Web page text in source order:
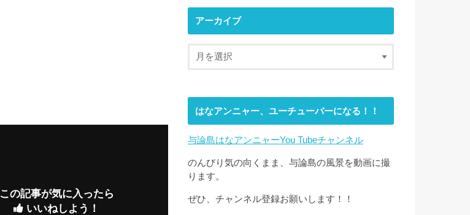
この記事が気に入ったら
いいねしよう！
アーカイブ
はなアンニャー、ユーチューバーになる！！
与論島はなアンニャーYou Tubeチャンネル
のんびり気の向くまま、与論島の風景を動画に撮
ります。
ぜひ、チャンネル登録お願いします！！